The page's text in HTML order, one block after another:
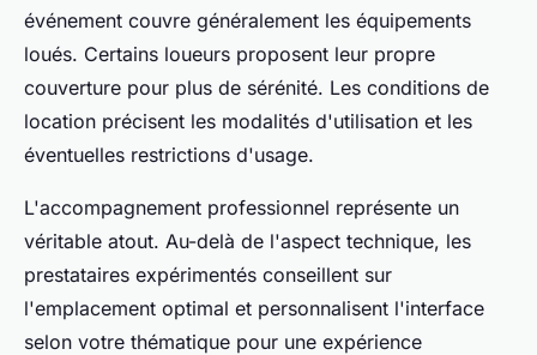
événement couvre généralement les équipements
loués. Certains loueurs proposent leur propre
couverture pour plus de sérénité. Les conditions de
location précisent les modalités d'utilisation et les
éventuelles restrictions d'usage.
L'accompagnement professionnel représente un
véritable atout. Au-delà de l'aspect technique, les
prestataires expérimentés conseillent sur
l'emplacement optimal et personnalisent l'interface
selon votre thématique pour une expérience